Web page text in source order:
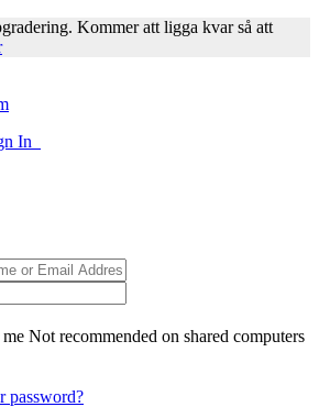
Kommer att ligga kvar så att
In
Not recommended on shared computers
password?